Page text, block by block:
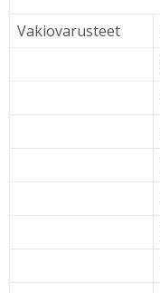
Vakiovarusteet